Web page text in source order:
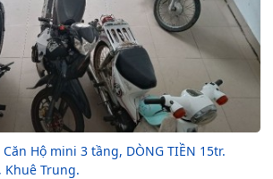
Căn Hộ mini 3 tầng, DÒNG TIỀN 15tr.
Khuê Trung.